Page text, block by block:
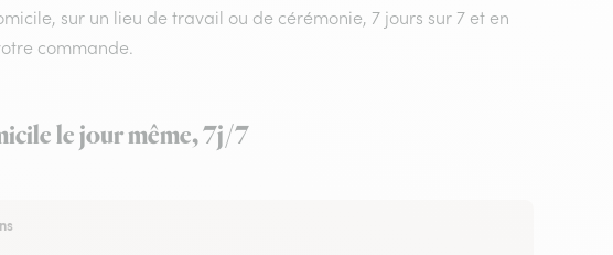
sur un lieu de travail ou de cérémonie, 7 jours sur 7 et en
commande.
le jour même, 7j/7